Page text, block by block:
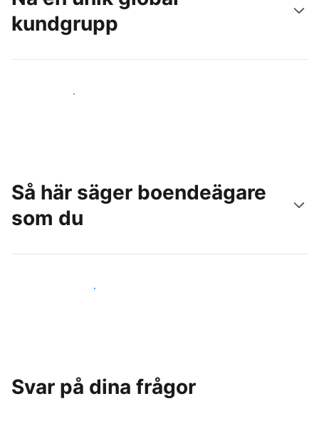
kundgrupp
Nå nya gäster idag
Så här säger boendeägare
som du
Anslut dig till andra värdar
Svar på dina frågor